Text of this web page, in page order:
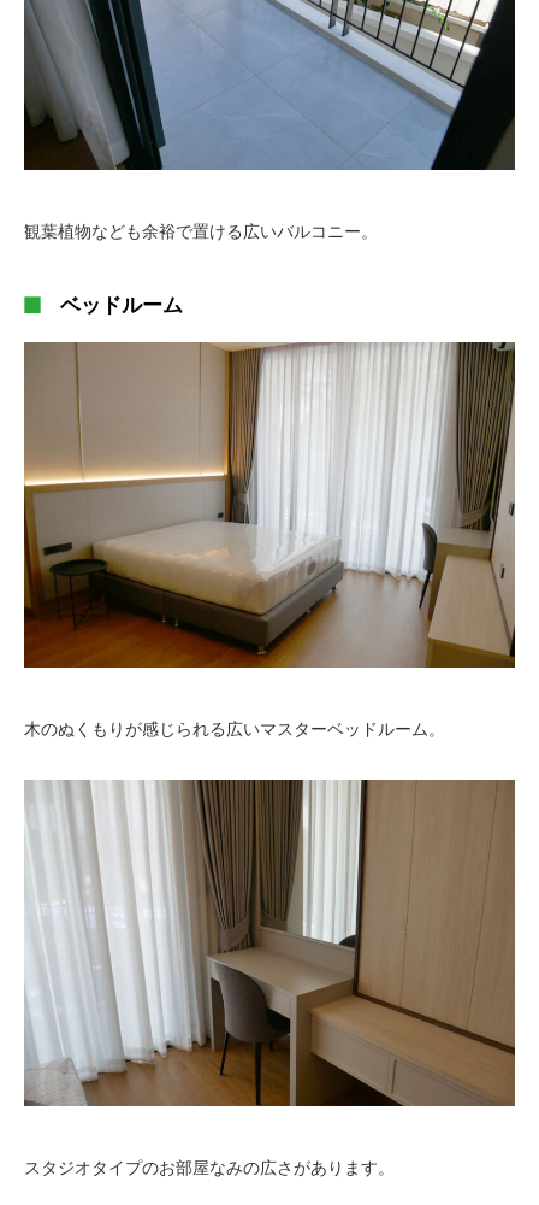
観葉植物なども余裕で置ける広いバルコニー。
ベッドルーム
木のぬくもりが感じられる広いマスターベッドルーム。
スタジオタイプのお部屋なみの広さがあります。